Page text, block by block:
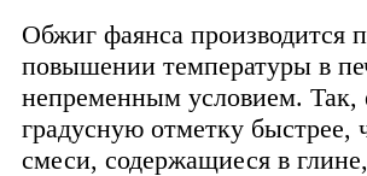
Обжиг фаянса производится
повышении температуры в
непременным условием. Так,
градусную отметку быстрее,
смеси, содержащиеся в